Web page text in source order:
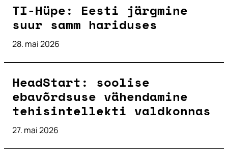
TI-Hüpe: Eesti järgmine
suur samm hariduses
28. mai 2026
HeadStart: soolise
ebavõrdsuse vähendamine
tehisintellekti valdkonnas
27. mai 2026